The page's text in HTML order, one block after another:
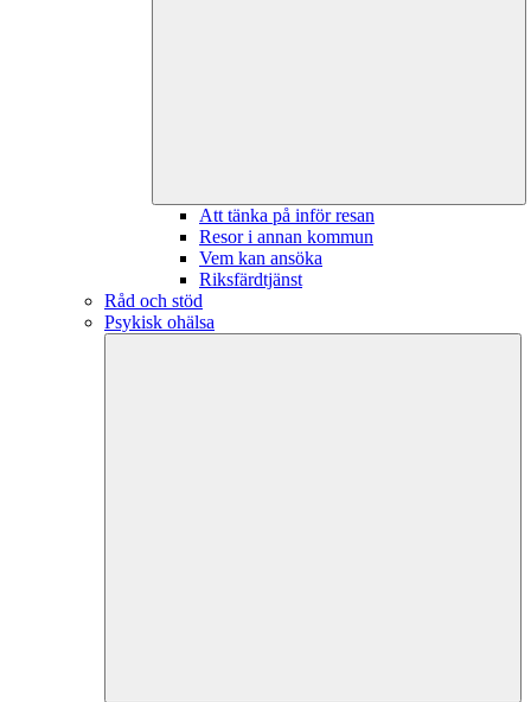
Att tänka på inför resan
Resor i annan kommun
Vem kan ansöka
Riksfärdtjänst
Råd och stöd
Psykisk ohälsa